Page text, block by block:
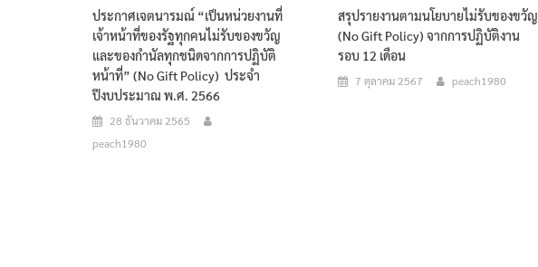
ประกาศเจตนารมณ์ “เป็นหน่วยงานที่
เจ้าหน้าที่ของรัฐทุกคนไม่รับของขวัญ
และของกำนัลทุกชนิดจากการปฏิบัติ
หน้าที่” (No Gift Policy) ประจำ
ปีงบประมาณ พ.ศ. 2566
28 ธันวาคม 2565
peach1980
สรุปรายงานตามนโยบายไม่รับของขวัญ
(No Gift Policy) จากการปฏิบัติงาน
รอบ 12 เดือน
7 ตุลาคม 2567 peach1980